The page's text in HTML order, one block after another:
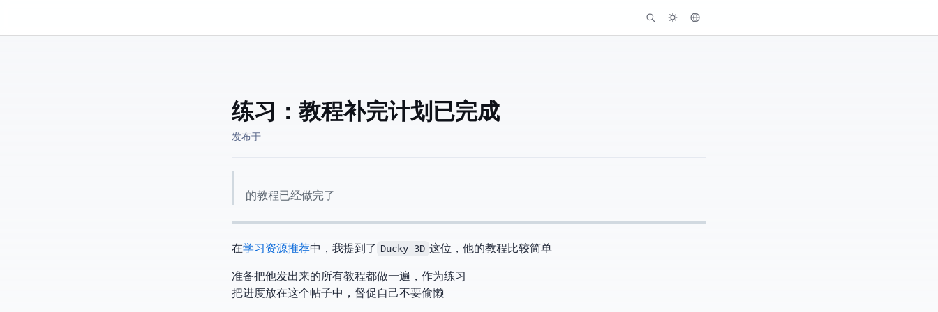
练习： Ducky 3D 教程补完计划 [已完成]
发布于
Ducky的教程已经做完了
在Blender学习资源推荐中，我提到了 Ducky 3D 这位youtuber，他的教程比较简单
准备把他发出来的所有教程都做一遍，作为练习
把进度放在这个帖子中，督促自己不要偷懒